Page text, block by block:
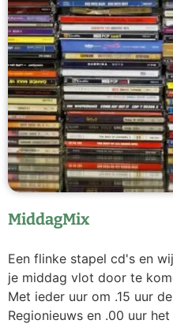
MiddagMix
Een flinke stapel cd's en
je middag vlot door te
Met ieder uur om .15 uur
Regionieuws en .00 uur